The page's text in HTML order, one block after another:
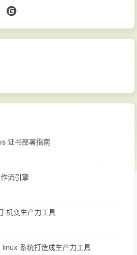
证书部署指南
流引擎
机变生产力工具
linux 系统打造成生产力工具